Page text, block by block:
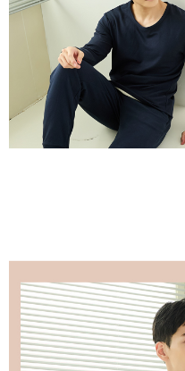
時審查核予不同之上限額度；若
請求用戶進行身份認證。
５．嚴禁一人註冊多個帳號或使
恩沛科技股份有限公司將有權停
每筆NT$80，滿NT$799(含以
7-11取貨(快速到店)
每筆NT$90
宅配/離島不配送
每筆NT$80，滿NT$890(含以